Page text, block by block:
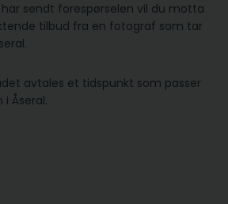
sendt forespørselen vil du motta
tilbud fra en fotograf som tar
avtales et tidspunkt som passer
Åseral.